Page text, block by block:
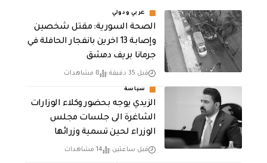
عربي ودولي
الصحة السورية: مقتل شخصين
وإصابة 13 اخرين بانفجار الحافلة في
جرمانا بريف دمشق
قبل 35 دقيقة 8 مشاهدات
سياسة
الزيدي يوجه بحضور وكلاء الوزارات
الشاغرة الى جلسات مجلس
الوزراء لحين تسمية وزرائها
قبل ساعتين 14 مشاهدات